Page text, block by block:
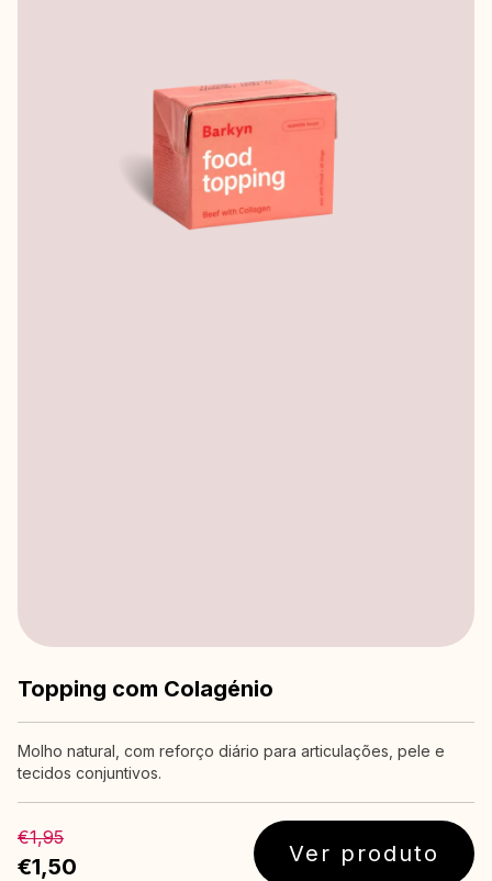
Topping com Colagénio
Molho natural, com reforço diário para articulações, pele e
tecidos conjuntivos.
€1,95
€1,50 Ver produto